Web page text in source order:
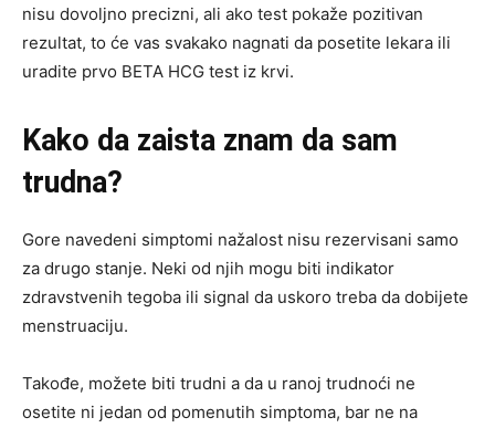
nisu dovoljno precizni, ali ako test pokaže pozitivan
rezultat, to će vas svakako nagnati da posetite lekara ili
uradite prvo BETA HCG test iz krvi.
Kako da zaista znam da sam
trudna?
Gore navedeni simptomi nažalost nisu rezervisani samo
za drugo stanje. Neki od njih mogu biti indikator
zdravstvenih tegoba ili signal da uskoro treba da dobijete
menstruaciju.
Takođe, možete biti trudni a da u ranoj trudnoći ne
osetite ni jedan od pomenutih simptoma, bar ne na